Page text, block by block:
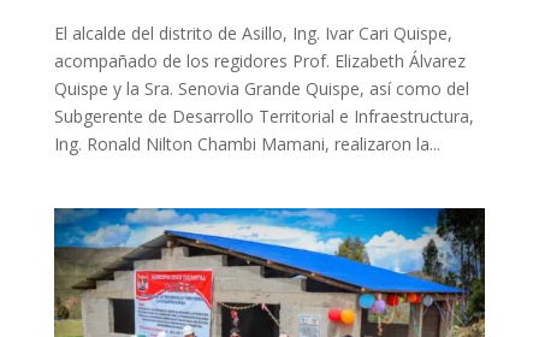
El alcalde del distrito de Asillo, Ing. Ivar Cari Quispe,
acompañado de los regidores Prof. Elizabeth Álvarez
Quispe y la Sra. Senovia Grande Quispe, así como del
Subgerente de Desarrollo Territorial e Infraestructura,
Ing. Ronald Nilton Chambi Mamani, realizaron la...